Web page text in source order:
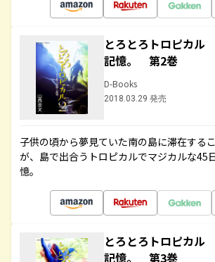
とろとろトロピカル
記憶。 第2巻
D-Books
2018.03.29 発売
子供の頃から夢見ていた南の島に滞在する
が、島で出合うトロピカルでマジカルな45
憶。
とろとろトロピカル
記憶。 第3巻